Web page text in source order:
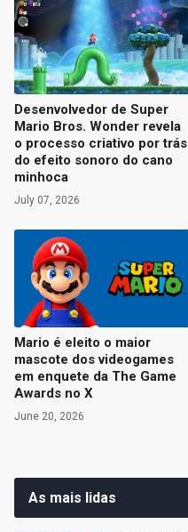
Desenvolvedor de Super
Mario Bros. Wonder revela
o processo criativo por trás
do efeito sonoro do cano
minhoca
July 07, 2026
Mario é eleito o maior
mascote dos videogames
em enquete da The Game
Awards no X
June 20, 2026
As mais lidas